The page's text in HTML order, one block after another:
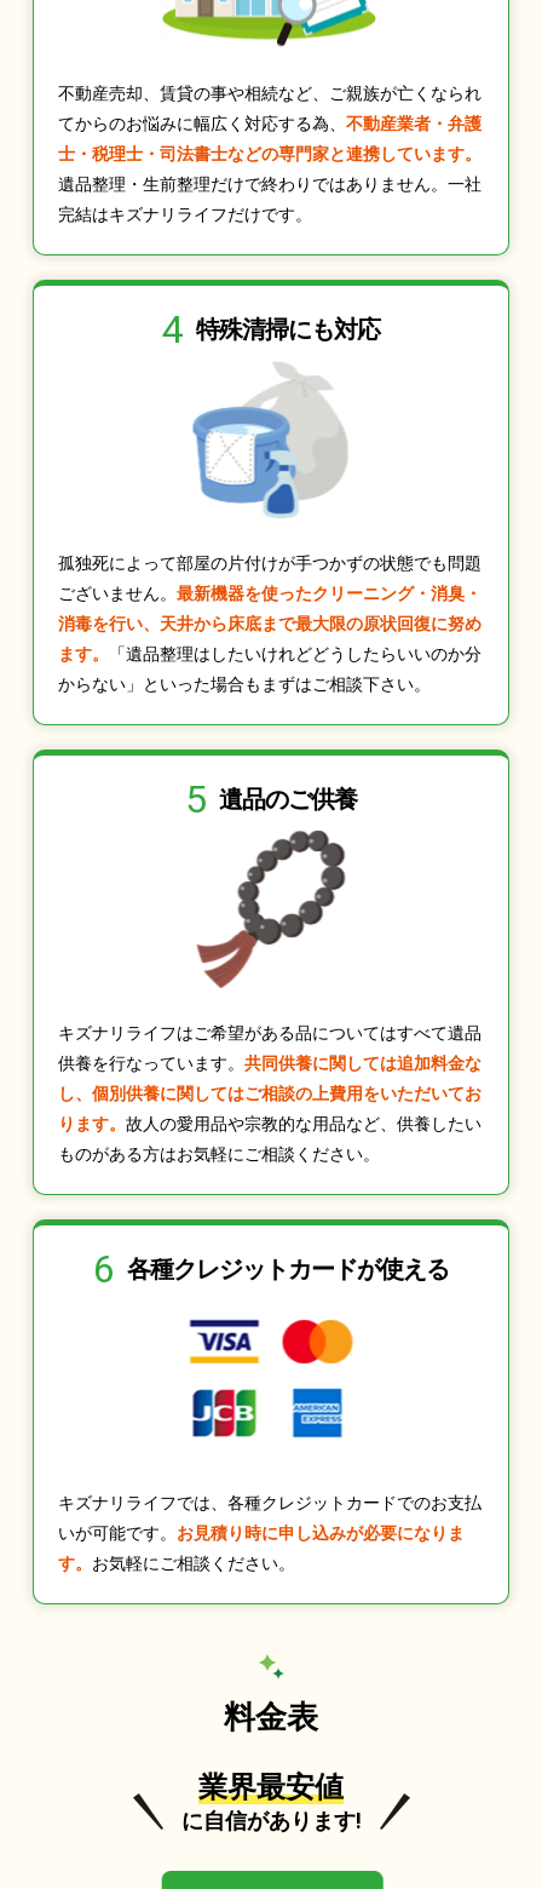
不動産売却、賃貸の事や相続など、ご親族が亡くなられ
てからのお悩みに幅広く対応する為、 不動産業者・弁護
士・税理士・司法書士などの専門家と連携しています。
遺品整理・生前整理だけで終わりではありません。一社
完結はキズナリライフだけです。
4 特殊清掃にも対応
孤独死によって部屋の片付けが手つかずの状態でも問題
ございません。 最新機器を使ったクリーニング・消臭・
消毒を行い、天井から床底まで最大限の原状回復に努め
ます。
「遺品整理はしたいけれどどうしたらいいのか分
からない」といった場合もまずはご相談下さい。
5 遺品のご供養
キズナリライフはご希望がある品についてはすべて遺品
供養を行なっています。 共同供養に関しては追加料金な
し、個別供養に関してはご相談の上費用をいただいてお
ります。 故人の愛用品や宗教的な用品など、供養したい
ものがある方はお気軽にご相談ください。
6 各種クレジットカードが使える
キズナリライフでは、各種クレジットカードでのお支払
いが可能です。 お見積り時に申し込みが必要になりま
す。 お気軽にご相談ください。
料金表
業界最安値
に自信があります!